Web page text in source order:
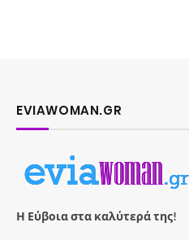
EVIAWOMAN.GR
Η Εύβοια στα καλύτερά της!